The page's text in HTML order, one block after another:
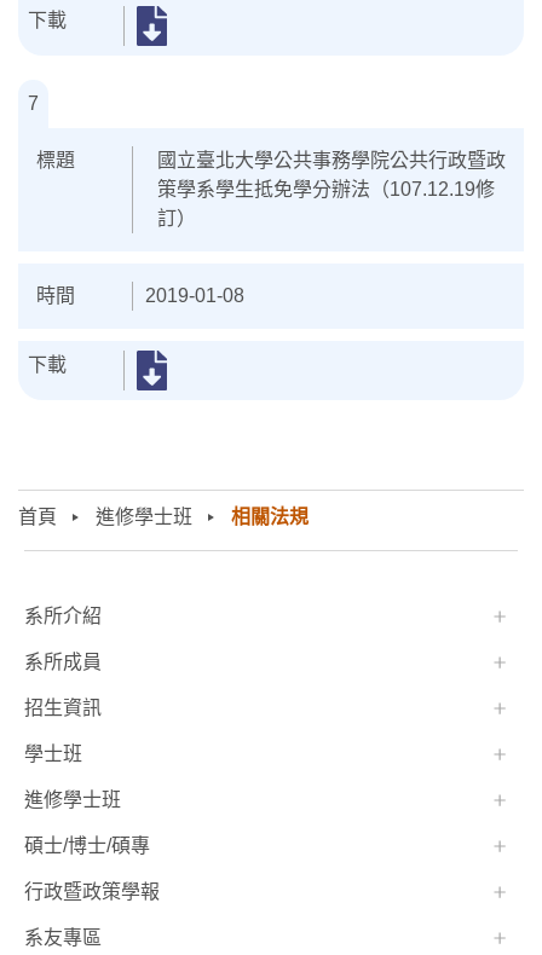
首頁 進修學士班 相關法規
7
國立臺北大學公共事務學院公共行政暨政
策學系學生抵免學分辦法（107.12.19修
訂）
2019-01-08
:::
系所介紹
系所成員
招生資訊
學士班⠀⠀
進修學士班
碩士/博士/碩專
行政暨政策學報
系友專區